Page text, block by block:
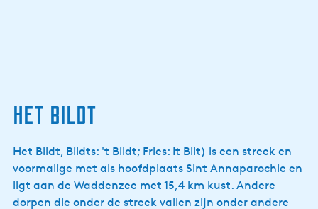
Het Bildt
Het Bildt, Bildts: 't Bildt; Fries: It Bilt) is een streek en
voormalige met als hoofdplaats Sint Annaparochie en
ligt aan de Waddenzee met 15,4 km kust. Andere
dorpen die onder de streek vallen zijn onder andere